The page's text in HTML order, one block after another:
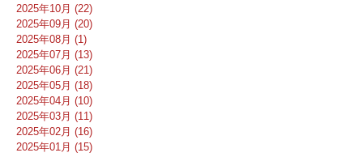
2025年10月 (22)
2025年09月 (20)
2025年08月 (1)
2025年07月 (13)
2025年06月 (21)
2025年05月 (18)
2025年04月 (10)
2025年03月 (11)
2025年02月 (16)
2025年01月 (15)